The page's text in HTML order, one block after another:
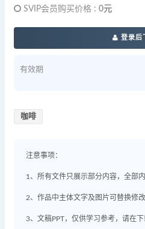
SVIP会员购买价格 : 0元
登录后
有效期
咖啡
注意事项：
1、所有文件只展示部分内容，全部
2、作品中主体文字及图片可替换修
3、文稿PPT，仅供学习参考，请在下